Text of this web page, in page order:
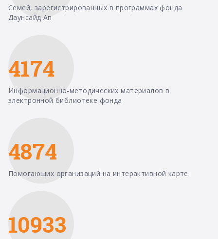
Семей, зарегистрированных в программах фонда
Даунсайд Ап
4174
Информационно-методических материалов в
электронной библиотеке фонда
4874
Помогающих организаций на интерактивной карте
10933